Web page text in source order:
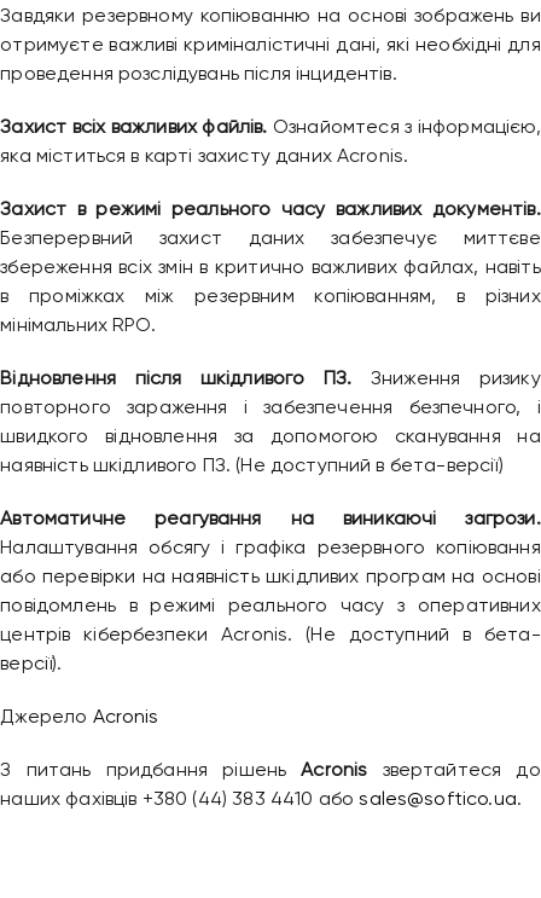
Завдяки резервному копіюванню на основі зображень ви
отримуєте важливі криміналістичні дані, які необхідні для
проведення розслідувань після інцидентів.
Захист всіх важливих файлів. Ознайомтеся з інформацією,
яка міститься в карті захисту даних Acronis.
Захист в режимі реального часу важливих документів.
Безперервний захист даних забезпечує миттєве
збереження всіх змін в критично важливих файлах, навіть
в проміжках між резервним копіюванням, в різних
мінімальних RPO.
Відновлення після шкідливого ПЗ. Зниження ризику
повторного зараження і забезпечення безпечного, і
швидкого відновлення за допомогою сканування на
наявність шкідливого ПЗ. (Не доступний в бета-версії)
Автоматичне реагування на виникаючі загрози.
Налаштування обсягу і графіка резервного копіювання
або перевірки на наявність шкідливих програм на основі
повідомлень в режимі реального часу з оперативних
центрів кібербезпеки Acronis. (Не доступний в бета-
версії).
Джерело Acronis
З питань придбання рішеньAcronis звертайтеся до
наших фахівців +380 (44) 383 4410 абоsales@softico.ua.